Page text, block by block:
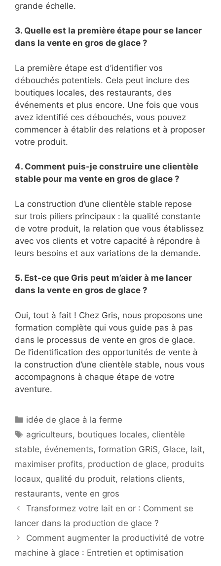
grande échelle.
3. Quelle est la première étape pour se lancer
dans la vente en gros de glace ?
La première étape est d’identifier vos
débouchés potentiels. Cela peut inclure des
boutiques locales, des restaurants, des
événements et plus encore. Une fois que vous
avez identifié ces débouchés, vous pouvez
commencer à établir des relations et à proposer
votre produit.
4. Comment puis-je construire une clientèle
stable pour ma vente en gros de glace ?
La construction d’une clientèle stable repose
sur trois piliers principaux : la qualité constante
de votre produit, la relation que vous établissez
avec vos clients et votre capacité à répondre à
leurs besoins et aux variations de la demande.
5. Est-ce que Gris peut m’aider à me lancer
dans la vente en gros de glace ?
Oui, tout à fait ! Chez Gris, nous proposons une
formation complète qui vous guide pas à pas
dans le processus de vente en gros de glace.
De l’identification des opportunités de vente à
la construction d’une clientèle stable, nous vous
accompagnons à chaque étape de votre
aventure.
Catégories
idée de glace à la ferme
Étiquettes
agriculteurs, boutiques locales, clientèle
stable, événements, formation GRiS, Glace, lait,
maximiser profits, production de glace, produits
locaux, qualité du produit, relations clients,
restaurants, vente en gros
Transformez votre lait en or : Comment se
lancer dans la production de glace ?
Comment augmenter la productivité de votre
machine à glace : Entretien et optimisation